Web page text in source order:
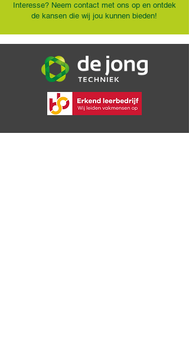
Interesse? Neem contact met ons op en ontdek
de kansen die wij jou kunnen bieden!